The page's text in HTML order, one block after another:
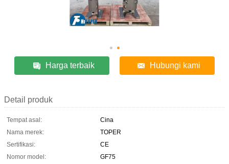
Harga terbaik Hubungi kami
Detail produk
Tempat asal:
Cina
Nama merek:
TOPER
Sertifikasi:
CE
Nomor model:
GF75